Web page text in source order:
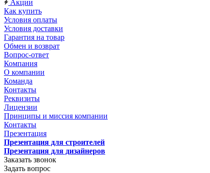
Акции
Как купить
Условия оплаты
Условия доставки
Гарантия на товар
Обмен и возврат
Вопрос-ответ
Компания
О компании
Команда
Контакты
Реквизиты
Лицензии
Принципы и миссия компании
Контакты
Презентация
Презентация для строителей
Презентация для дизайнеров
Заказать звонок
Задать вопрос